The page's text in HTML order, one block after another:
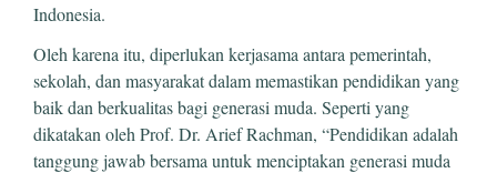
Indonesia.
Oleh karena itu, diperlukan kerjasama antara pemerintah,
sekolah, dan masyarakat dalam memastikan pendidikan yang
baik dan berkualitas bagi generasi muda. Seperti yang
dikatakan oleh Prof. Dr. Arief Rachman, “Pendidikan adalah
tanggung jawab bersama untuk menciptakan generasi muda